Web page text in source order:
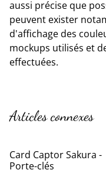
aussi précise que
peuvent exister
d'affichage des
mockups utilisés et
effectuées.
Articles connexes
%
Card Captor Sakura -
Porte-clés